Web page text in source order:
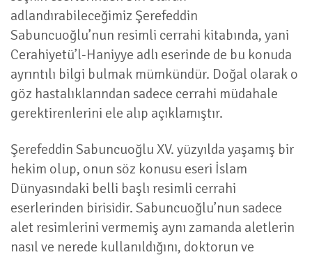
adlandırabileceğimiz Şerefeddin
Sabuncuoğlu’nun resimli cerrahi kitabında, yani
Cerahiyetü’l-Haniyye adlı eserinde de bu konuda
ayrıntılı bilgi bulmak mümkündür. Doğal olarak o
göz hastalıklarından sadece cerrahi müdahale
gerektirenlerini ele alıp açıklamıştır.
Şerefeddin Sabuncuoğlu XV. yüzyılda yaşamış bir
hekim olup, onun söz konusu eseri İslam
Dünyasındaki belli başlı resimli cerrahi
eserlerinden birisidir. Sabuncuoğlu’nun sadece
alet resimlerini vermemiş aynı zamanda aletlerin
nasıl ve nerede kullanıldığını, doktorun ve